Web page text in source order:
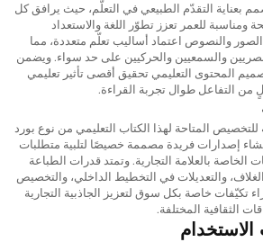
التقدّم الطبيعي في التعلّم، حيث يرافق كل
للعمر تعزز تطوّر اللغة والاستعداد
الصور والنصوص اعتماد أساليب تعلّم متعددة، مما
والسمعيين والحركيين على حد سواء. ويضمن
المحتوى التعليمي تحقيق أقصى تأثير تعليمي
التفاعل طوال تجربة القراءة.
للتخصيص المتاحة لهذا الكتاب التعليمي من نوع بورد
إصدارات فريدة مصممة خصيصًا لتلبية متطلبات
الخاصة بالعلامة التجارية. وتمتد قدرات الطباعة
والتعديلات في التخطيط الداخلي، والتخصيص
تكيّفات خاصة بكل سوق لتعزيز الجاذبية التجارية
الثقافية المختلفة.
الاستخدام